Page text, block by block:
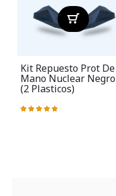
Kit Repuesto Prot De
Mano Nuclear Negro
(2 Plasticos)
Valoración: